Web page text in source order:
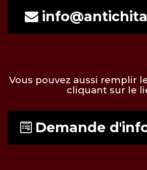
Vous pouvez aussi remplir
cliquant sur le
Demande